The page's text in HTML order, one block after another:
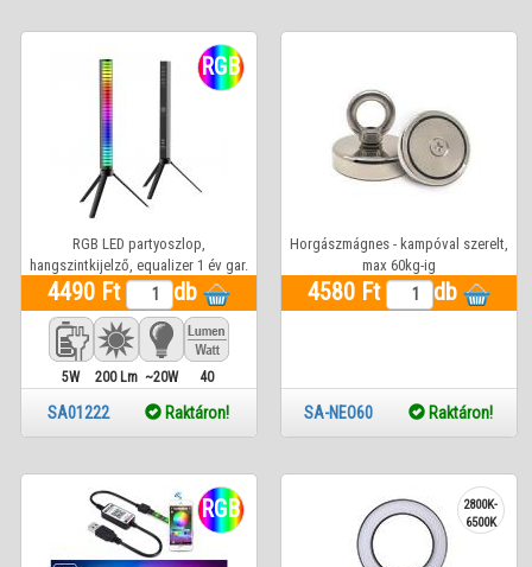
RGB
RGB LED partyoszlop,
hangszintkijelző, equalizer 1 év gar.
4490 Ft db
5W 200 Lm ~20W 40
SA01222 Raktáron!
Horgászmágnes - kampóval szerelt,
max 60kg-ig
4580 Ft db
SA-NEO60 Raktáron!
RGB
2800K-
6500K